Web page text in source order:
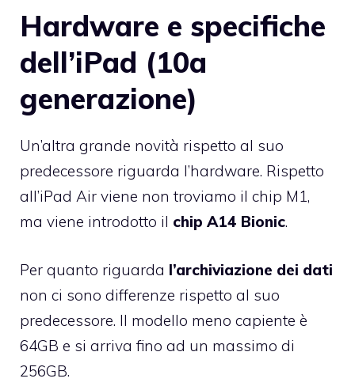
Hardware e specifiche
dell’iPad (10a
generazione)
Un’altra grande novità rispetto al suo
predecessore riguarda l’hardware. Rispetto
all’iPad Air viene non troviamo il chip M1,
ma viene introdotto il chip A14 Bionic.
Per quanto riguarda l’archiviazione dei dati
non ci sono differenze rispetto al suo
predecessore. Il modello meno capiente è
64GB e si arriva fino ad un massimo di
256GB.